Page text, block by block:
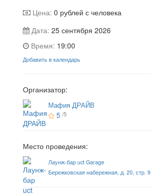
Цена: 0 рублей с человека
Дата: 25 сентября 2026
Время: 19:00
Добавить в календарь
Организатор:
Мафия ДРАЙВ
5 /5
Место проведения:
Лаунж-бар uct Garage
Бережковская набережная, д. 20, стр. 9